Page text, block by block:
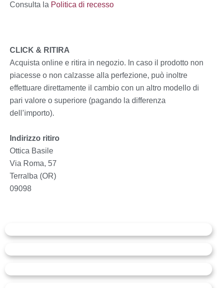
Consulta la Politica di recesso
CLICK & RITIRA
Acquista online e ritira in negozio. In caso il prodotto non
piacesse o non calzasse alla perfezione, può inoltre
effettuare direttamente il cambio con un altro modello di
pari valore o superiore (pagando la differenza
dell’importo).
Indirizzo ritiro
Ottica Basile
Via Roma, 57
Terralba (OR)
09098